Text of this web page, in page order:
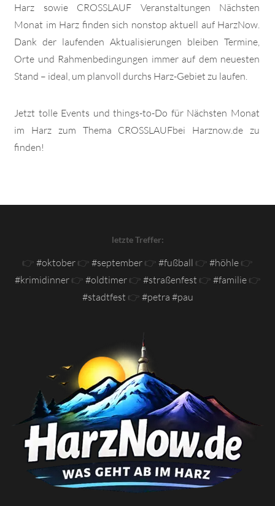
Harz sowie CROSSLAUF Veranstaltungen Nächsten
Monat im Harz finden sich nonstop aktuell auf HarzNow.
Dank der laufenden Aktualisierungen bleiben Termine,
Orte und Rahmenbedingungen immer auf dem neuesten
Stand – ideal, um planvoll durchs Harz-Gebiet zu laufen.
Jetzt tolle Events und things-to-Do für Nächsten Monat
im Harz zum Thema CROSSLAUFbei Harznow.de zu
finden!
letzte Treffer:
👉 #oktober 👉 #september 👉 #fußball 👉 #höhle 👉
#krimidinner👉 #oldtimer👉 #straßenfest 👉 #familie👉
#stadtfest 👉 #petra #pau